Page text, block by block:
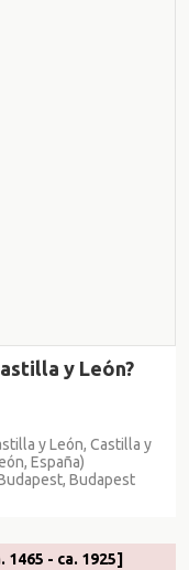
y León?
y León, Castilla y
España)
Budapest
1465 - ca. 1925]